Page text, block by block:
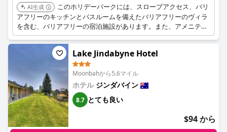
AI生成
このホリデーパークには、スロープアクセス、バリ
アフリーのキッチンとバスルームを備えたバリアフリーのヴィラ
を含む、バリアフリーの宿泊施設があります。また、アメニティ
棟にはユニバーサルアクセス設備も備わっています。
Lake Jindabyne Hotel
Moonbahから5.6マイル
ホテル ジンダバイン
8.7 とても良い
$94 から